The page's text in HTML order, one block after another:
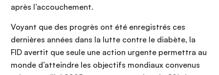
après l’accouchement.
Voyant que des progrès ont été enregistrés ces
dernières années dans la lutte contre le diabète, la
FID avertit que seule une action urgente permettra au
monde d’atteindre les objectifs mondiaux convenus